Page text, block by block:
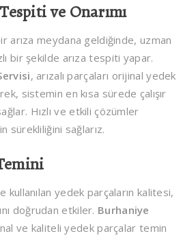
ve Onarımı
arıza meydana geldiğinde, uzman
bir şekilde arıza tespiti yapar.
, arızalı parçaları orijinal yedek
sistemin en kısa sürede çalışır
Hızlı ve etkili çözümler
sürekliliğini sağlarız.
kullanılan yedek parçaların kalitesi,
doğrudan etkiler. Burhaniye
ve kaliteli yedek parçalar temin